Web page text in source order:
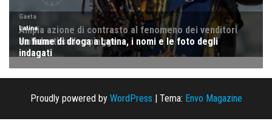
Proudly powered by WordPress Tema: Envo Magazine